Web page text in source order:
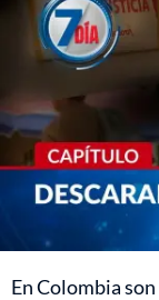
En Colombia